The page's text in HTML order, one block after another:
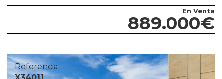
En Venta
889.000€
Referencia